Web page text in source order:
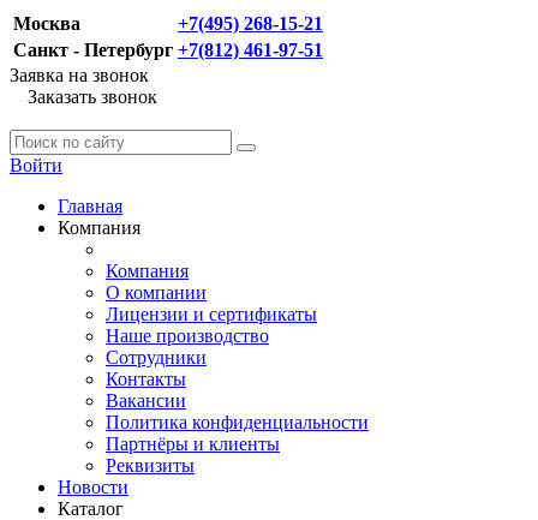
Москва
+7(495) 268-15-21
Санкт - Петербург +7(812) 461-97-51
Заявка на звонок
Заказать звонок
Войти
Главная
Компания
Компания
О компании
Лицензии и сертификаты
Наше производство
Сотрудники
Контакты
Вакансии
Политика конфиденциальности
Партнёры и клиенты
Реквизиты
Новости
Каталог